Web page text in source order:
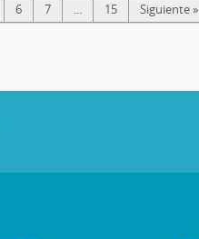
6 7 ... 15 Siguiente »